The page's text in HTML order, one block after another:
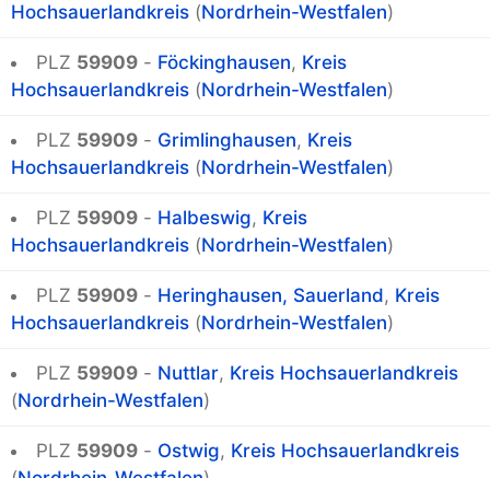
Hochsauerlandkreis (Nordrhein-Westfalen)
PLZ 59909 - Föckinghausen, Kreis
Hochsauerlandkreis (Nordrhein-Westfalen)
PLZ 59909 - Grimlinghausen, Kreis
Hochsauerlandkreis (Nordrhein-Westfalen)
PLZ 59909 - Halbeswig, Kreis
Hochsauerlandkreis (Nordrhein-Westfalen)
PLZ 59909 - Heringhausen, Sauerland, Kreis
Hochsauerlandkreis (Nordrhein-Westfalen)
PLZ 59909 - Nuttlar, Kreis Hochsauerlandkreis
(Nordrhein-Westfalen)
PLZ 59909 - Ostwig, Kreis Hochsauerlandkreis